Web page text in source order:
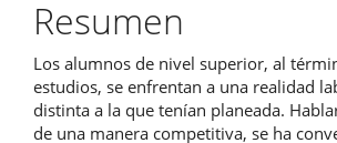
Resumen
Los alumnos de nivel superior, al
estudios, se enfrentan a una realidad
distinta a la que tenían planeada.
de una manera competitiva, se ha